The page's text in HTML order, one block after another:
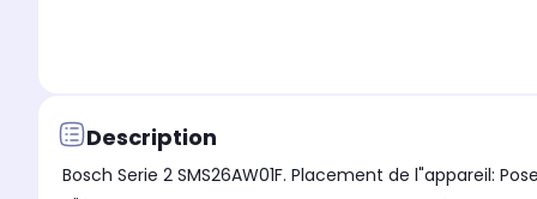
Description
Bosch Serie 2 SMS26AW01F. Placement de l"appareil: